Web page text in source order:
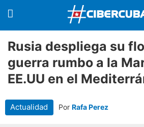
Rusia despliega su
guerra rumbo a la
EE.UU en el
Actualidad Por Rafa Perez